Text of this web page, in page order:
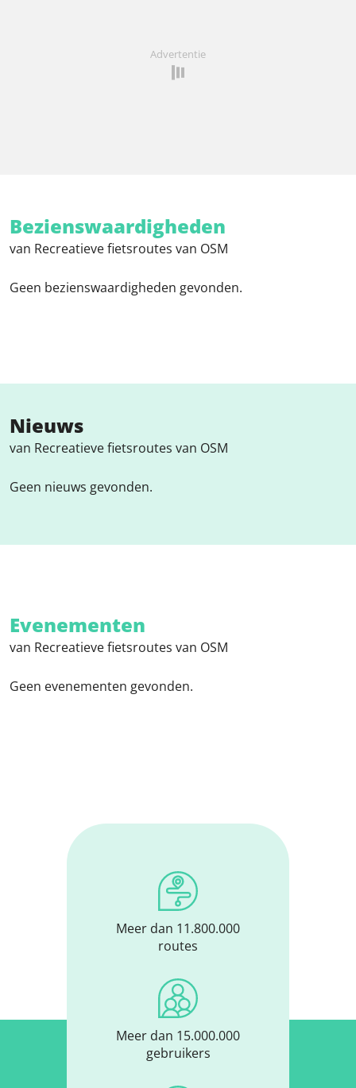
Advertentie
Bezienswaardigheden
van Recreatieve fietsroutes van OSM
Geen bezienswaardigheden gevonden.
Nieuws
van Recreatieve fietsroutes van OSM
Geen nieuws gevonden.
Evenementen
van Recreatieve fietsroutes van OSM
Geen evenementen gevonden.
Meer dan 11.800.000
routes
Meer dan 15.000.000
gebruikers